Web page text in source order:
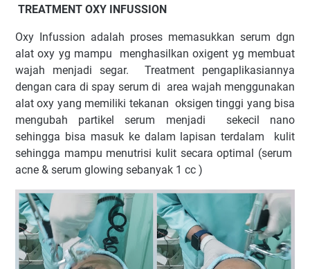
TREATMENT OXY INFUSSION
Oxy Infussion adalah proses memasukkan serum dgn
alat oxy yg mampu
menghasilkan oxigent yg membuat
wajah menjadi segar.
Treatment pengaplikasiannya
dengan cara di spay serum di area wajah menggunakan
alat oxy yang memiliki tekanan oksigen tinggi yang bisa
mengubah partikel serum menjadi
sekecil nano
sehingga bisa masuk ke dalam lapisan terdalam
kulit
sehingga mampu menutrisi kulit secara optimal (serum
acne & serum glowing sebanyak 1 cc )